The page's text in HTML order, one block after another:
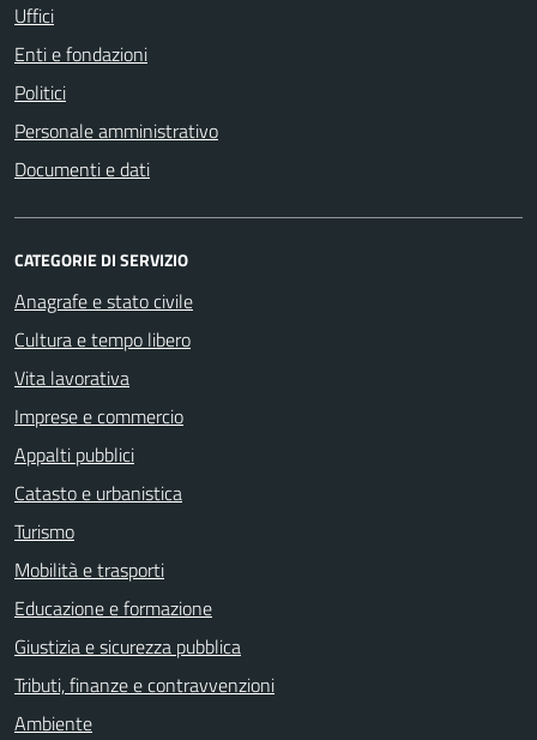
Uffici
Enti e fondazioni
Politici
Personale amministrativo
Documenti e dati
CATEGORIE DI SERVIZIO
Anagrafe e stato civile
Cultura e tempo libero
Vita lavorativa
Imprese e commercio
Appalti pubblici
Catasto e urbanistica
Turismo
Mobilità e trasporti
Educazione e formazione
Giustizia e sicurezza pubblica
Tributi, finanze e contravvenzioni
Ambiente